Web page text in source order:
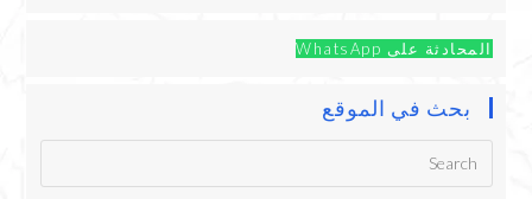
المحادثة على WhatsApp
بحث في الموقع